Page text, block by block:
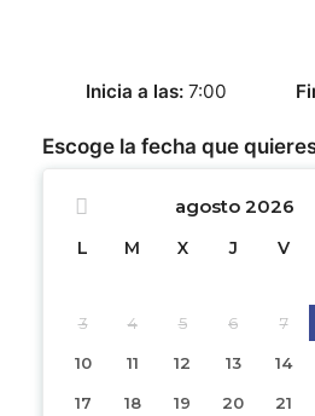
Inicia a las 7:00
Escoge la fecha que
agosto 2026
L M X J V
3 4 5 6 7
10 11 12 13 14
17 18 19 20 21